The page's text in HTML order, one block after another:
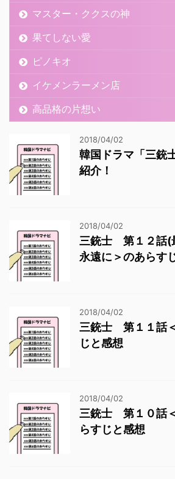
マスター・ククスの神
果てしない愛
ピノキオ
イケメンラーメン店
高品格の片想い
2018/04/02
韓国ドラマ「三銃
紹介！
2018/04/02
三銃士 第１２話(
永遠に＞のあらす
2018/04/02
三銃士 第１１話
じと感想
2018/04/02
三銃士 第１０話
らすじと感想